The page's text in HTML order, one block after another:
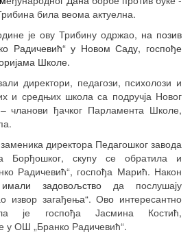
била веома актуелна.
је ову Трибину одржао, на позив
Радичевић“ у Новом Саду, госпође
Школе.
директори, педагози, психолози и
и средњих школа са подручја Новог
чланови ђачког Парламента Школе,
директора Педагошког завода
Борђошког, скупу се обратила и
Радичевић“, госпођа Марић. Након
задовољство да послушају
извор загађења“. Ово интересантно
је госпођа Јасмина Костић,
у ОШ „Бранко Радичевић“.